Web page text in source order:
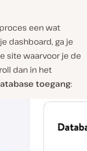
een wat
dashboard, ga je
site waarvoor je de
dan in het
toegang: